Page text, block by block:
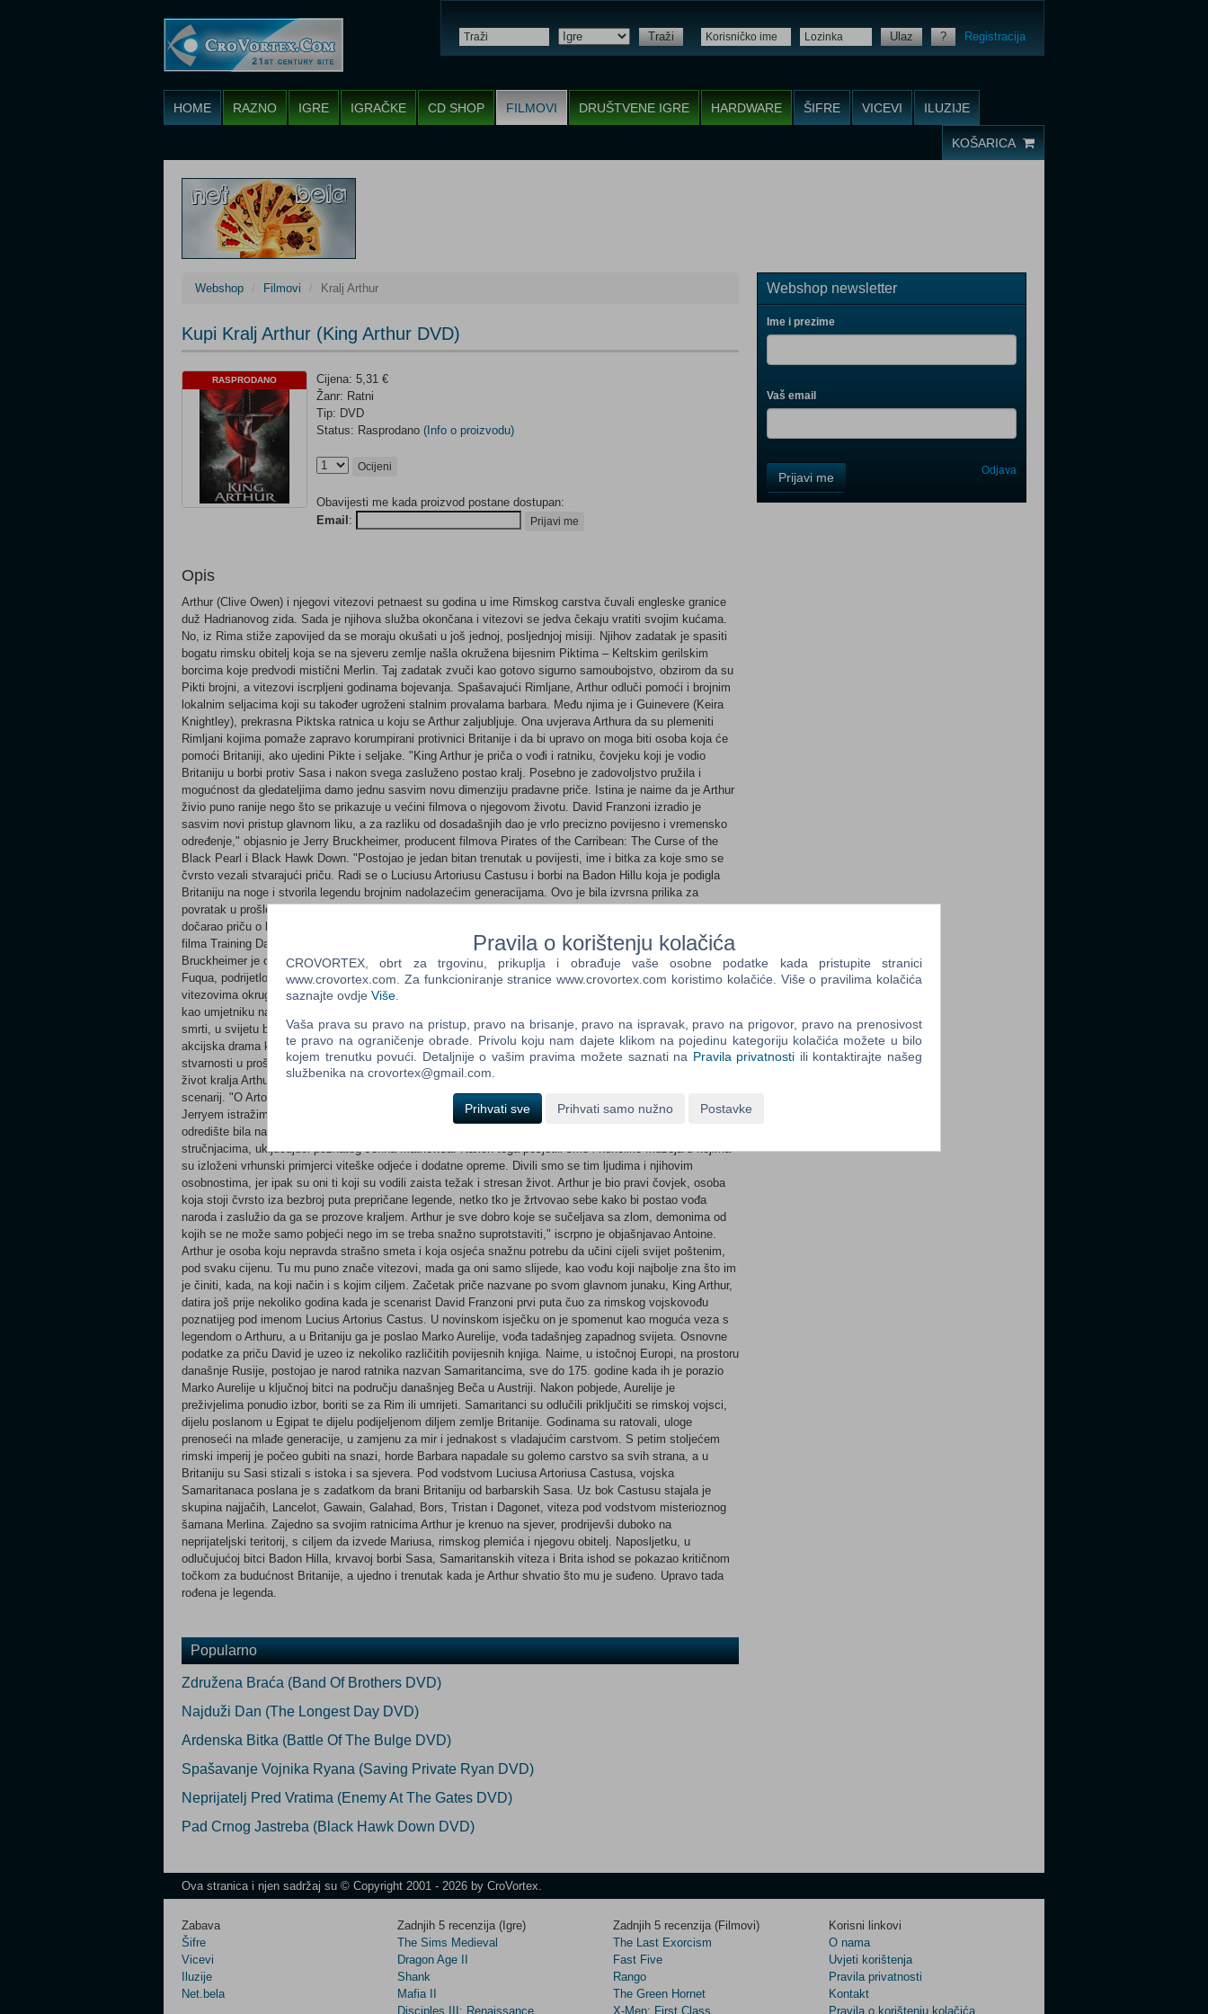
Traži Ulaz ? Registracija
HOME RAZNO IGRE IGRAČKE CD SHOP FILMOVI DRUŠTVENE IGRE HARDWARE ŠIFRE VICEVI ILUZIJE
KOŠARICA
Webshop Filmovi Kralj Arthur
Kupi Kralj Arthur (King Arthur DVD)
RASPRODANO
Cijena: 5,31 €
Žanr: Ratni
Tip: DVD
Status: Rasprodano (Info o proizvodu)
Ocijeni
Obavijesti me kada proizvod postane dostupan:
Email : Prijavi me
Opis
Arthur (Clive Owen) i njegovi vitezovi petnaest su godina u ime Rimskog carstva čuvali engleske granice
duž Hadrianovog zida. Sada je njihova služba okončana i vitezovi se jedva čekaju vratiti svojim kućama.
No, iz Rima stiže zapovijed da se moraju okušati u još jednoj, posljednjoj misiji. Njihov zadatak je spasiti
bogatu rimsku obitelj koja se na sjeveru zemlje našla okružena bijesnim Piktima – Keltskim gerilskim
borcima koje predvodi mistični Merlin. Taj zadatak zvuči kao gotovo sigurno samoubojstvo, obzirom da su
Pikti brojni, a vitezovi iscrpljeni godinama bojevanja. Spašavajući Rimljane, Arthur odluči pomoći i brojnim
lokalnim seljacima koji su također ugroženi stalnim provalama barbara. Među njima je i Guinevere (Keira
Knightley), prekrasna Piktska ratnica u koju se Arthur zaljubljuje. Ona uvjerava Arthura da su plemeniti
Rimljani kojima pomaže zapravo korumpirani protivnici Britanije i da bi upravo on moga biti osoba koja će
pomoći Britaniji, ako ujedini Pikte i seljake. "King Arthur je priča o vođi i ratniku, čovjeku koji je vodio
Britaniju u borbi protiv Sasa i nakon svega zasluženo postao kralj. Posebno je zadovoljstvo pružila i
mogućnost da gledateljima damo jednu sasvim novu dimenziju pradavne priče. Istina je naime da je Arthur
živio puno ranije nego što se prikazuje u većini filmova o njegovom životu. David Franzoni izradio je
sasvim novi pristup glavnom liku, a za razliku od dosadašnjih dao je vrlo precizno povijesno i vremensko
određenje," objasnio je Jerry Bruckheimer, producent filmova Pirates of the Carribean: The Curse of the
Black Pearl i Black Hawk Down. "Postojao je jedan bitan trenutak u povijesti, ime i bitka za koje smo se
čvrsto vezali stvarajući priču. Radi se o Luciusu Artoriusu Castusu i borbi na Badon Hillu koja je podigla
Britaniju na noge i stvorila legendu brojnim nadolazećim generacijama. Ovo je bila izvrsna prilika za
povratak u prošlost i otkriće o stvarnom životu tih ljudi." nastavio je Bruckheimer. Kako bi što bolje
dočarao priču o kralju i njegovom životu, Bruckheimer je angažirao izvrsnog Antoinea Fuqua, redatelja
filma Training Day – realističke policijske drame čija se radnja odvija na ulicama Los Angelesa.
Bruckheimer je oduvijek bio Antoineov obožavatelj, izuzetno je cijenio njegov rad i način na koji je snimao.
Fuqua, podrijetlom iz Pittsburgha, odrastao je proučavajući mitove i gledajući razne filmove o Arhuru i
vitezovima okruglog stola. Još kao malen dječak najviše je volio igre mačevanja s prijateljima iz škole, a
kao umjetniku najveća mu je želja bila snimiti sličan film. "King Arthur predstavlja snažan izražaj nasilja i
smrti, u svijetu bez nade, a nada je upravo ono što Arthur predstavlja," dodao je Fuqua. King Arthur je
akcijska drama koja nam govori o krvavim sukobima kralja Arthura i skupine njegovih vitezova, priča o
stvarnosti u prošlom vremenu, junaku koji je nekada zaista postojao. Unatoč dugogodišnjem interesu za
život kralja Arthura i njegovih viteza, Antoine Fuqua nije znao za Castusa sve dok nije pročitao Franzonev
scenarij. "O Artoriusu i Samartijanskim vitezima nisam znao gotovo ništa pa je bilo nužno da zajedno s
Jerryem istražim priču i saznam neke zanimljive podatke koje bi kasnije mogli kvalitetno upotrijebiti. Prvo
odredište bila nam je Engleska, točnije Hadrjanov zid, gdje smo razgovarali s mnogim povijesnim
stručnjacima, uključujući poznatog Johna Mathewsa. Nakon toga posjetili smo i nekoliko muzeja u kojima
su izloženi vrhunski primjerci viteške odjeće i dodatne opreme. Divili smo se tim ljudima i njihovim
osobnostima, jer ipak su oni ti koji su vodili zaista težak i stresan život. Arthur je bio pravi čovjek, osoba
koja stoji čvrsto iza bezbroj puta prepričane legende, netko tko je žrtvovao sebe kako bi postao vođa
naroda i zaslužio da ga se prozove kraljem. Arthur je sve dobro koje se sučeljava sa zlom, demonima od
kojih se ne može samo pobjeći nego im se treba snažno suprotstaviti," iscrpno je objašnjavao Antoine.
Arthur je osoba koju nepravda strašno smeta i koja osjeća snažnu potrebu da učini cijeli svijet poštenim,
pod svaku cijenu. Tu mu puno znače vitezovi, mada ga oni samo slijede, kao vođu koji najbolje zna što im
je činiti, kada, na koji način i s kojim ciljem. Začetak priče nazvane po svom glavnom junaku, King Arthur,
datira još prije nekoliko godina kada je scenarist David Franzoni prvi puta čuo za rimskog vojskovođu
poznatijeg pod imenom Lucius Artorius Castus. U novinskom isječku on je spomenut kao moguća veza s
legendom o Arthuru, a u Britaniju ga je poslao Marko Aurelije, vođa tadašnjeg zapadnog svijeta. Osnovne
podatke za priču David je uzeo iz nekoliko različitih povijesnih knjiga. Naime, u istočnoj Europi, na prostoru
današnje Rusije, postojao je narod ratnika nazvan Samaritancima, sve do 175. godine kada ih je porazio
Marko Aurelije u ključnoj bitci na području današnjeg Beča u Austriji. Nakon pobjede, Aurelije je
preživjelima ponudio izbor, boriti se za Rim ili umrijeti. Samaritanci su odlučili priključiti se rimskoj vojsci,
dijelu poslanom u Egipat te dijelu podijeljenom diljem zemlje Britanije. Godinama su ratovali, uloge
prenoseći na mlađe generacije, u zamjenu za mir i jednakost s vladajućim carstvom. S petim stoljećem
rimski imperij je počeo gubiti na snazi, horde Barbara napadale su golemo carstvo sa svih strana, a u
Britaniju su Sasi stizali s istoka i sa sjevera. Pod vodstvom Luciusa Artoriusa Castusa, vojska
Samaritanaca poslana je s zadatkom da brani Britaniju od barbarskih Sasa. Uz bok Castusu stajala je
skupina najjačih, Lancelot, Gawain, Galahad, Bors, Tristan i Dagonet, viteza pod vodstvom misterioznog
šamana Merlina. Zajedno sa svojim ratnicima Arthur je krenuo na sjever, prodrijevši duboko na
neprijateljski teritorij, s ciljem da izvede Mariusa, rimskog plemića i njegovu obitelj. Naposljetku, u
odlučujućoj bitci Badon Hilla, krvavoj borbi Sasa, Samaritanskih viteza i Brita ishod se pokazao kritičnom
točkom za budućnost Britanije, a ujedno i trenutak kada je Arthur shvatio što mu je suđeno. Upravo tada
rođena je legenda.
Popularno
Združena Braća (Band Of Brothers DVD)
Najduži Dan (The Longest Day DVD)
Ardenska Bitka (Battle Of The Bulge DVD)
Spašavanje Vojnika Ryana (Saving Private Ryan DVD)
Neprijatelj Pred Vratima (Enemy At The Gates DVD)
Pad Crnog Jastreba (Black Hawk Down DVD)
Webshop newsletter
Ime i prezime
Vaš email
Field
One
Prijavi me Odjava
Ova stranica i njen sadržaj su © Copyright 2001 - 2026 by CroVortex.
Zabava
Šifre
Vicevi
Iluzije
Net.bela
Zadnjih 5 recenzija (Igre)
The Sims Medieval
Dragon Age II
Shank
Mafia II
Disciples III: Renaissance
Zadnjih 5 recenzija (Filmovi)
The Last Exorcism
Fast Five
Rango
The Green Hornet
X-Men: First Class
Korisni linkovi
O nama
Uvjeti korištenja
Pravila privatnosti
Kontakt
Pravila o korištenju kolačića
Pravila o korištenju kolačića
CROVORTEX, obrt za trgovinu, prikuplja i obrađuje vaše osobne podatke kada pristupite stranici
www.crovortex.com. Za funkcioniranje stranice www.crovortex.com koristimo kolačiće. Više o pravilima kolačića
saznajte ovdje Više
Vaša prava su pravo na pristup, pravo na brisanje, pravo na ispravak, pravo na prigovor, pravo na prenosivost
te pravo na ograničenje obrade. Privolu koju nam dajete klikom na pojedinu kategoriju kolačića možete u bilo
kojem trenutku povući. Detaljnije o vašim pravima možete saznati na Pravila privatnosti ili kontaktirajte našeg
službenika na crovortex@gmail.com.
Prihvati sve Prihvati samo nužno Postavke